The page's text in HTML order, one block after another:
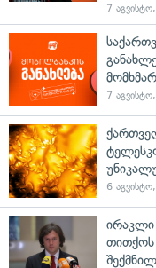
7
7
6
ირაკლი